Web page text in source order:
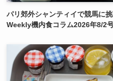
パリ郊外シャンティイで競馬に
Weekly機内食コラム2026年8/2号